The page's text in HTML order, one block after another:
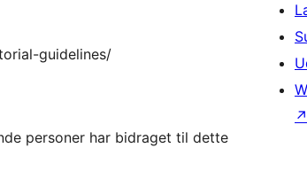
guidelines/
personer har bidraget til dette
↗